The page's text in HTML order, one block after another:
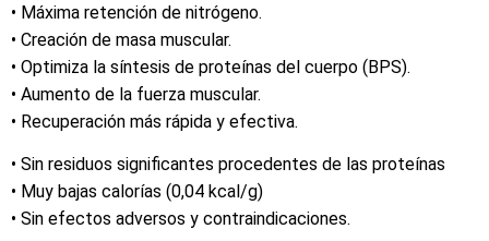
• Máxima retención de nitrógeno.
• Creación de masa muscular.
• Optimiza la síntesis de proteínas del cuerpo (BPS).
• Aumento de la fuerza muscular.
• Recuperación más rápida y efectiva.
• Sin residuos significantes procedentes de las proteínas
• Muy bajas calorías (0,04 kcal/g)
• Sin efectos adversos y contraindicaciones.